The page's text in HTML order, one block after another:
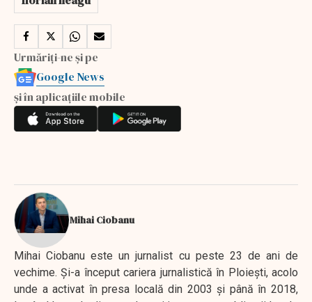
Urmăriți-ne și pe
Google News
și în aplicațiile mobile
Mihai Ciobanu
Mihai Ciobanu este un jurnalist cu peste 23 de ani de
vechime. Şi-a început cariera jurnalistică în Ploieşti, acolo
unde a activat în presa locală din 2003 şi până în 2018,